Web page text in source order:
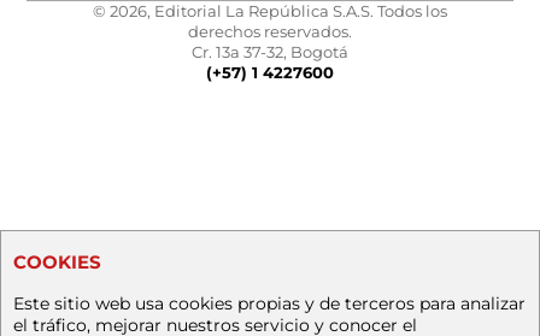
© 2026, Editorial La República S.A.S. Todos los
derechos reservados.
Cr. 13a 37-32, Bogotá
(+57) 1 4227600
COOKIES
Este sitio web usa cookies propias y de terceros para analizar
el tráfico, mejorar nuestros servicio y conocer el